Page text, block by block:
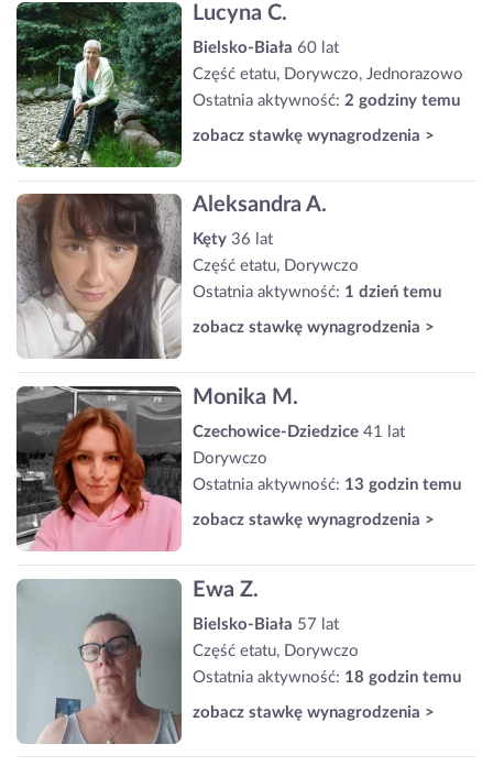
Lucyna C.
Bielsko-Biała 60 lat
Część etatu, Dorywczo, Jednorazowo
Ostatnia aktywność: 2 godziny temu
zobacz stawkę wynagrodzenia >
Aleksandra A.
Kęty 36 lat
Część etatu, Dorywczo
Ostatnia aktywność: 1 dzień temu
zobacz stawkę wynagrodzenia >
Monika M.
Czechowice-Dziedzice 41 lat
Dorywczo
Ostatnia aktywność: 13 godzin temu
zobacz stawkę wynagrodzenia >
Ewa Z.
Bielsko-Biała 57 lat
Część etatu, Dorywczo
Ostatnia aktywność: 18 godzin temu
zobacz stawkę wynagrodzenia >